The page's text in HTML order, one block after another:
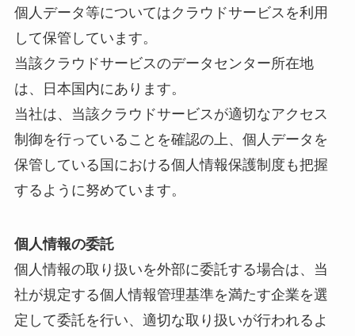
個人データ等についてはクラウドサービスを利用
して保管しています。
当該クラウドサービスのデータセンター所在地
は、日本国内にあります。
当社は、当該クラウドサービスが適切なアクセス
制御を行っていることを確認の上、個人データを
保管している国における個人情報保護制度も把握
するように努めています。
個人情報の委託
個人情報の取り扱いを外部に委託する場合は、当
社が規定する個人情報管理基準を満たす企業を選
定して委託を行い、適切な取り扱いが行われるよ